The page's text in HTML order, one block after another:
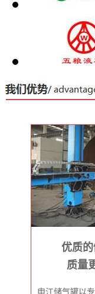
优质
质量
申江储气罐以